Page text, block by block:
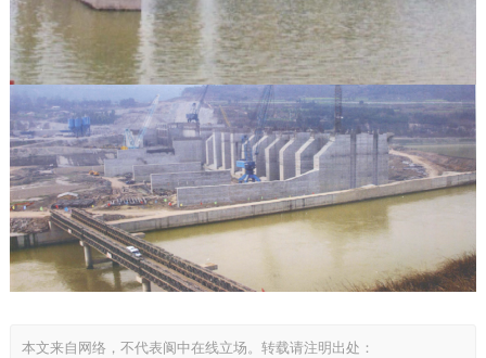
本文来自网络，不代表阆中在线立场。转载请注明出处：